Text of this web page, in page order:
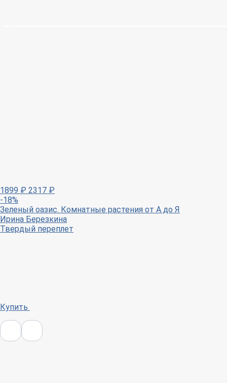
1899 ₽ 2317 ₽
-18%
Зеленый оазис. Комнатные растения от А до Я
Ирина Березкина
Твердый переплет
Купить